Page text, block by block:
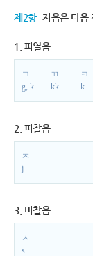
제2항 자음은 다음
1. 파열음
ㄱ
g, k
ㄲ
kk
ㅋ
k
2. 파찰음
ㅈ
j
3. 마찰음
ㅅ
s